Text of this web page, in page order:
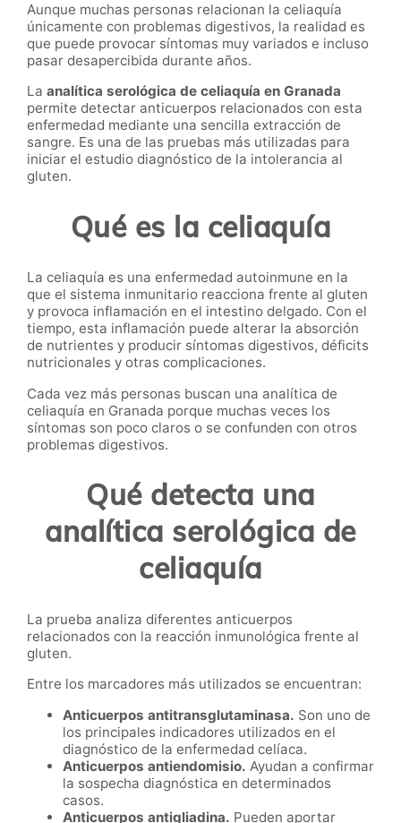
Aunque muchas personas relacionan la celiaquía
únicamente con problemas digestivos, la realidad es
que puede provocar síntomas muy variados e incluso
pasar desapercibida durante años.
La analítica serológica de celiaquía en Granada
permite detectar anticuerpos relacionados con esta
enfermedad mediante una sencilla extracción de
sangre. Es una de las pruebas más utilizadas para
iniciar el estudio diagnóstico de la intolerancia al
gluten.
Qué es la celiaquía
La celiaquía es una enfermedad autoinmune en la
que el sistema inmunitario reacciona frente al gluten
y provoca inflamación en el intestino delgado. Con el
tiempo, esta inflamación puede alterar la absorción
de nutrientes y producir síntomas digestivos, déficits
nutricionales y otras complicaciones.
Cada vez más personas buscan una analítica de
celiaquía en Granada porque muchas veces los
síntomas son poco claros o se confunden con otros
problemas digestivos.
Qué detecta una
analítica serológica de
celiaquía
La prueba analiza diferentes anticuerpos
relacionados con la reacción inmunológica frente al
gluten.
Entre los marcadores más utilizados se encuentran:
Anticuerpos antitransglutaminasa. Son uno de
los principales indicadores utilizados en el
diagnóstico de la enfermedad celíaca.
Anticuerpos antiendomisio. Ayudan a confirmar
la sospecha diagnóstica en determinados
casos.
Anticuerpos antigliadina. Pueden aportar